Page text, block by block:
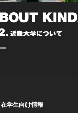
在学生向け情報